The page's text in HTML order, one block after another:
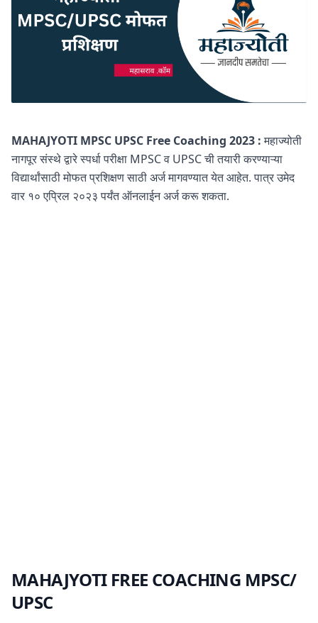
MAHAJYOTI MPSC UPSC Free Coaching 2023 :महाज्योती
नागपूर संस्थे द्वारे स्पर्धा परीक्षा MPSC व UPSC ची तयारी करण्याऱ्या
विद्यार्थांसाठी मोफत प्रशिक्षण साठी अर्ज मागवण्यात येत आहेत. पात्र उमेद
वार १० एप्रिल २०२३ पर्यंत ऑनलाईन अर्ज करू शकता.
MAHAJYOTI FREE COACHING MPSC/
UPSC